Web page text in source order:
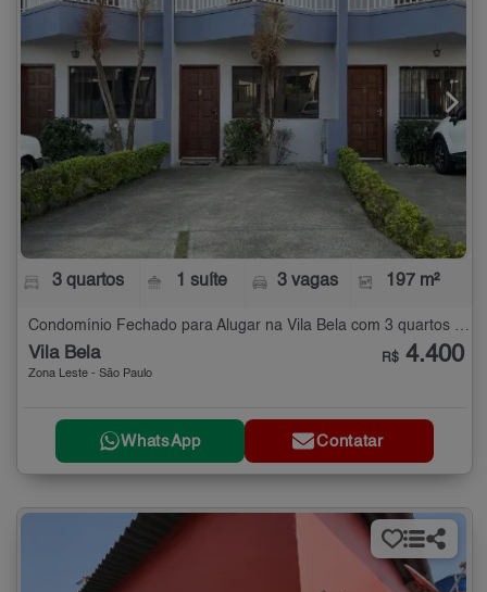
3 quartos 1 suíte 3 vagas 197 m²
Condomínio Fechado para Alugar na Vila Bela com 3 quartos - 197 m²
Vila Bela
Zona Leste - São Paulo
R$ 4.400
WhatsApp Contatar